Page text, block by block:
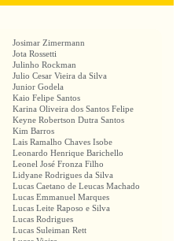
Josimar Zimermann
Jota Rossetti
Julinho Rockman
Julio Cesar Vieira da Silva
Junior Godela
Kaio Felipe Santos
Karina Oliveira dos Santos Felipe
Keyne Robertson Dutra Santos
Kim Barros
Lais Ramalho Chaves Isobe
Leonardo Henrique Barichello
Leonel José Fronza Filho
Lidyane Rodrigues da Silva
Lucas Caetano de Leucas Machado
Lucas Emmanuel Marques
Lucas Leite Raposo e Silva
Lucas Rodrigues
Lucas Suleiman Rett